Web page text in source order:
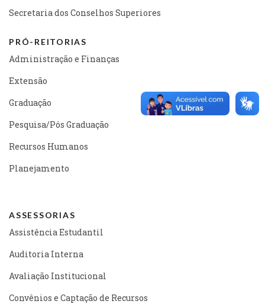
Secretaria dos Conselhos Superiores
PRÓ-REITORIAS
Administração e Finanças
Extensão
Graduação
Pesquisa/Pós Graduação
Recursos Humanos
Planejamento
ASSESSORIAS
Assistência Estudantil
Auditoria Interna
Avaliação Institucional
Convênios e Captação de Recursos